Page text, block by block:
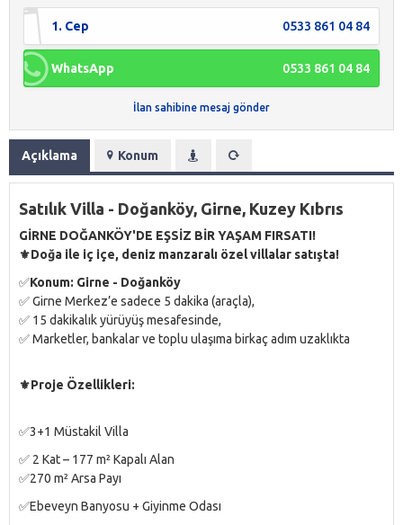
1. Cep 0533 861 04 84
WhatsApp 0533 861 04 84
İlan sahibine mesaj gönder
Açıklama Konum
Satılık Villa - Doğanköy, Girne, Kuzey Kıbrıs
GİRNE DOĞANKÖY'DE EŞSİZ BİR YAŞAM FIRSATI!
⚜️Doğa ile iç içe, deniz manzaralı özel villalar satışta!
✅Konum: Girne - Doğanköy
✅ Girne Merkez’e sadece 5 dakika (araçla),
✅ 15 dakikalık yürüyüş mesafesinde,
✅ Marketler, bankalar ve toplu ulaşıma birkaç adım uzaklıkta
⚜️Proje Özellikleri:
✅3+1 Müstakil Villa
✅ 2 Kat – 177 m² Kapalı Alan
✅270 m² Arsa Payı
✅Ebeveyn Banyosu + Giyinme Odası